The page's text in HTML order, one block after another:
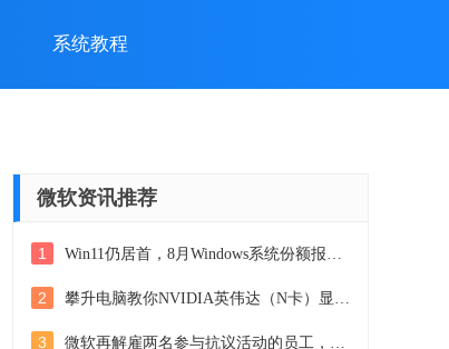
系统教程
微软资讯推荐
1 Win11仍居首，8月Windows系统份额报告出炉
2 攀升电脑教你NVIDIA英伟达（N卡）显卡驱动安装方法，详细步骤一网打尽
3 微软再解雇两名参与抗议活动的员工，引发舆论关注